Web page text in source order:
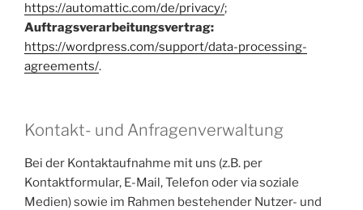
https://automattic.com/de/privacy/;
Auftragsverarbeitungsvertrag:
https://wordpress.com/support/data-processing-
agreements/.
Kontakt- und Anfragenverwaltung
Bei der Kontaktaufnahme mit uns (z.B. per
Kontaktformular, E-Mail, Telefon oder via soziale
Medien) sowie im Rahmen bestehender Nutzer- und